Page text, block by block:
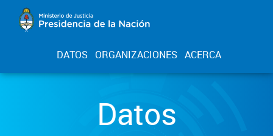
DATOS ORGANIZACIONES ACERCA
Datos